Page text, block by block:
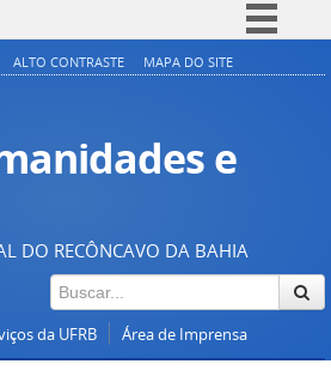
Simplifique!
Acesso à informação
Canais
ALTO CONTRASTE MAPA DO SITE
e
DO RECÔNCAVO DA BAHIA
da UFRB Área de Imprensa